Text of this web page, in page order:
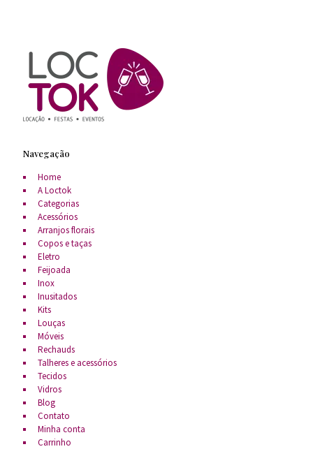
Navegação
Home
A Loctok
Categorias
Acessórios
Arranjos florais
Copos e taças
Eletro
Feijoada
Inox
Inusitados
Kits
Louças
Móveis
Rechauds
Talheres e acessórios
Tecidos
Vidros
Blog
Contato
Minha conta
Carrinho